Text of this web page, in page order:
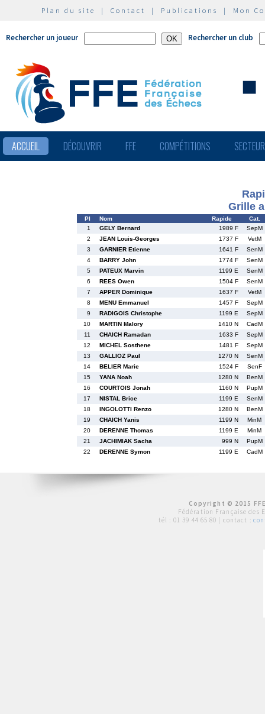
Plan du site | Contact | Publications | Mon
Rechercher un joueur Rechercher un club
ACCUEIL DÉCOUVRIR FFE COMPÉTITIONS
Grille
Pl Nom Rapide
Cat.
1
GELY Bernard 1989 F
SepM
2
JEAN Louis-Georges 1737 F
VetM
3
GARNIER Etienne 1641 F
SenM
4
BARRY John 1774 F
SenM
5
PATEUX Marvin 1199 E
SenM
6
REES Owen 1504 F
SenM
7
APPER Dominique 1637 F
VetM
8
MENU Emmanuel 1457 F
SepM
9
RADIGOIS Christophe 1199 E
SepM
10
MARTIN Malory 1410 N
CadM
11
CHAICH Ramadan 1633 F
SepM
12
MICHEL Sosthene 1481 F
SepM
13
GALLIOZ Paul 1270 N
SenM
14
BELIER Marie 1524 F
SenF
15
YANA Noah 1280 N
BenM
16
COURTOIS Jonah 1160 N
PupM
17
NISTAL Brice 1199 E
SenM
18
INGOLOTTI Renzo 1280 N
BenM
19
CHAICH Yanis 1199 N
MinM
20
DERENNE Thomas 1199 E
MinM
21
JACHIMIAK Sacha 999 N
PupM
22
DERENNE Symon 1199 E CadM
Copyright © 2015
Fédération Française des
tél : 01 39 44 65 80 | contact :